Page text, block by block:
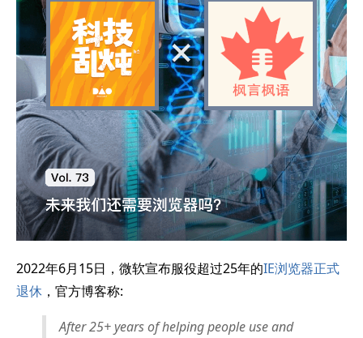
2022年6月15日，微软宣布服役超过25年的IE浏览器正式
退休 ，官方博客称:
After 25+ years of helping people use and